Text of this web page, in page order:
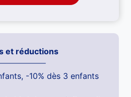
et réductions
-10% dès 3 enfants